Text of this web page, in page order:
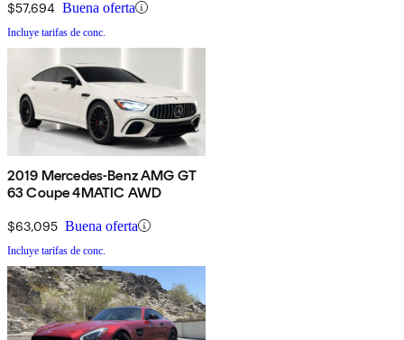
$57,694 Buena oferta
Incluye tarifas de conc.
2019 Mercedes-Benz AMG GT
63 Coupe 4MATIC AWD
$63,095 Buena oferta
Incluye tarifas de conc.